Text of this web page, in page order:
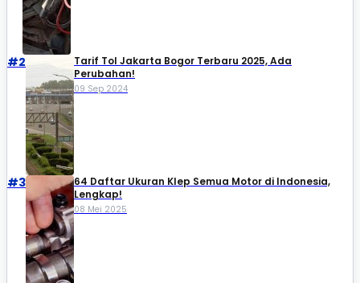
#2
Tarif Tol Jakarta Bogor Terbaru 2025, Ada
Perubahan!
09 Sep 2024
#3
64 Daftar Ukuran Klep Semua Motor di Indonesia,
Lengkap!
08 Mei 2025